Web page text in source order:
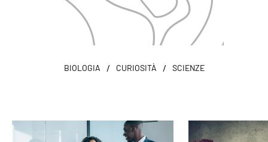
BIOLOGIA / CURIOSITÀ / SCIENZE